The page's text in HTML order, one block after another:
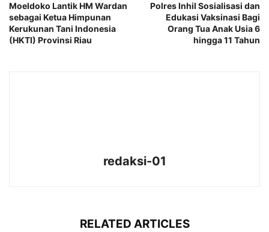
Moeldoko Lantik HM Wardan
sebagai Ketua Himpunan
Kerukunan Tani Indonesia
(HKTI) Provinsi Riau
Polres Inhil Sosialisasi dan
Edukasi Vaksinasi Bagi
Orang Tua Anak Usia 6
hingga 11 Tahun
redaksi-01
RELATED ARTICLES